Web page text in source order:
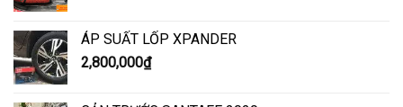
ÁP SUẤT LỐP XPANDER
2,800,000₫